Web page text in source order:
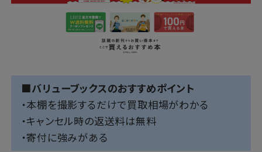
■バリューブックスのおすすめポイント
・本棚を撮影するだけで買取相場がわかる
・キャンセル時の返送料は無料
・寄付に強みがある